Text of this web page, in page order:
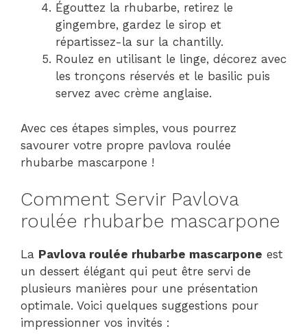
Égouttez la rhubarbe, retirez le
gingembre, gardez le sirop et
répartissez-la sur la chantilly.
Roulez en utilisant le linge, décorez avec
les tronçons réservés et le basilic puis
servez avec crème anglaise.
Avec ces étapes simples, vous pourrez
savourer votre propre pavlova roulée
rhubarbe mascarpone !
Comment Servir Pavlova
roulée rhubarbe mascarpone
La Pavlova roulée rhubarbe mascarpone est
un dessert élégant qui peut être servi de
plusieurs manières pour une présentation
optimale. Voici quelques suggestions pour
impressionner vos invités :